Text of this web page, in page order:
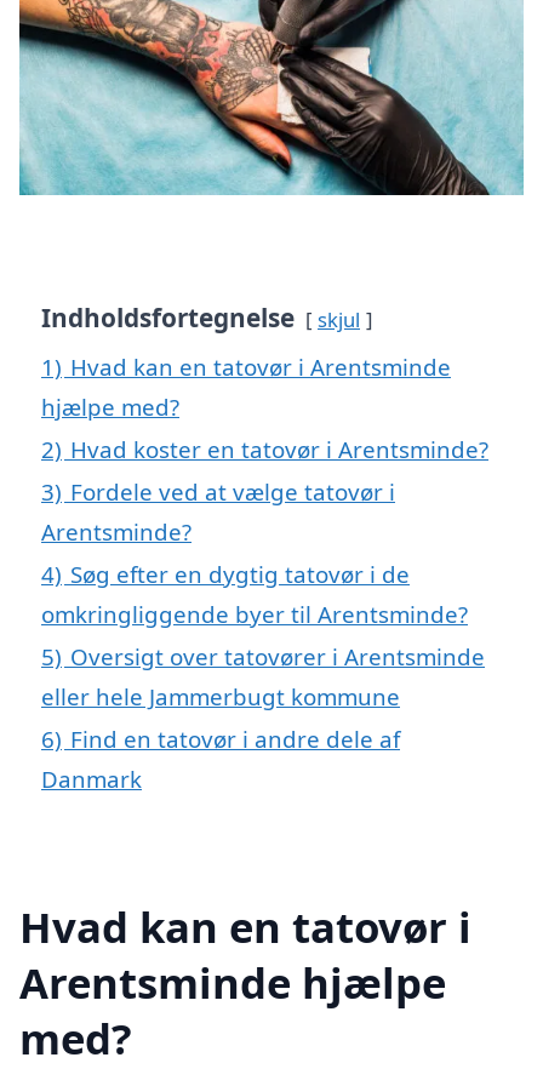
Indholdsfortegnelse skjul
1) Hvad kan en tatovør i Arentsminde
hjælpe med?
2) Hvad koster en tatovør i Arentsminde?
3) Fordele ved at vælge tatovør i
Arentsminde?
4) Søg efter en dygtig tatovør i de
omkringliggende byer til Arentsminde?
5) Oversigt over tatovører i Arentsminde
eller hele Jammerbugt kommune
6) Find en tatovør i andre dele af
Danmark
Hvad kan en tatovør i
Arentsminde hjælpe
med?